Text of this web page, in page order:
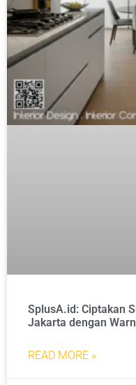
SplusA.id: Ciptakan
Jakarta dengan
READ MORE »